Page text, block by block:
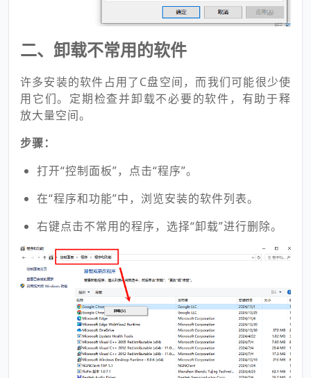
二、卸载不常用的软件
许多安装的软件占用了C盘空间，而我们可能很少使
用它们。定期检查并卸载不必要的软件，有助于释
放大量空间。
步骤：
打开“控制面板”，点击“程序”。
在“程序和功能”中，浏览安装的软件列表。
右键点击不常用的程序，选择“卸载”进行删除。